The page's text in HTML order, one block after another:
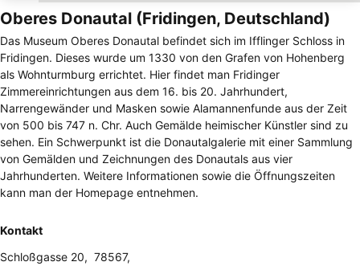
Oberes Donautal (Fridingen, Deutschland)
Das Museum Oberes Donautal befindet sich im Ifflinger Schloss in
Fridingen. Dieses wurde um 1330 von den Grafen von Hohenberg
als Wohnturmburg errichtet. Hier findet man Fridinger
Zimmereinrichtungen aus dem 16. bis 20. Jahrhundert,
Narrengewänder und Masken sowie Alamannenfunde aus der Zeit
von 500 bis 747 n. Chr. Auch Gemälde heimischer Künstler sind zu
sehen. Ein Schwerpunkt ist die Donautalgalerie mit einer Sammlung
von Gemälden und Zeichnungen des Donautals aus vier
Jahrhunderten. Weitere Informationen sowie die Öffnungszeiten
kann man der Homepage entnehmen.
Kontakt
Schloßgasse 20, 78567,